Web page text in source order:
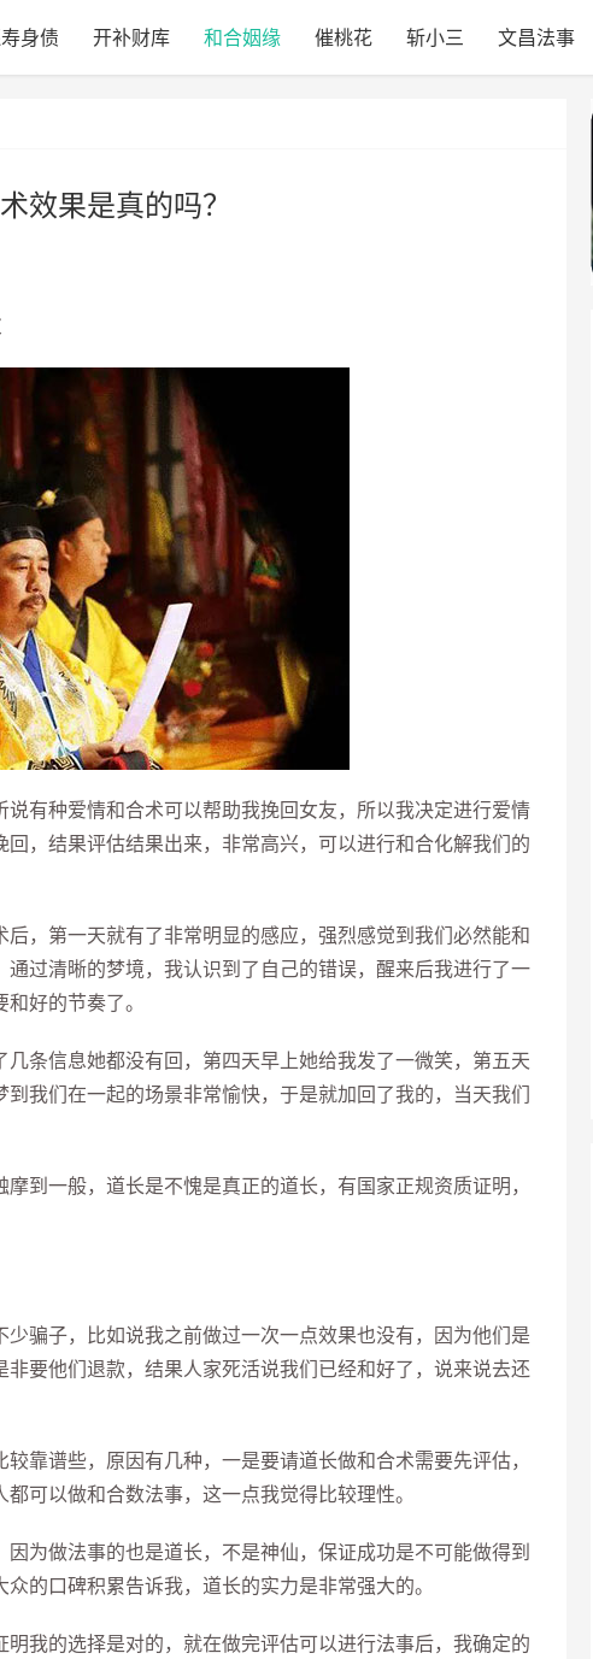
身债 开补财库 和合姻缘 催桃花 斩小三 文昌法事
效果是真的吗？
种爱情和合术可以帮助我挽回女友，所以我决定进行爱情
，结果评估结果出来，非常高兴，可以进行和合化解我们的
，第一天就有了非常明显的感应，强烈感觉到我们必然能和
过清晰的梦境，我认识到了自己的错误，醒来后我进行了一
好的节奏了。
信息她都没有回，第四天早上她给我发了一微笑，第五天
我们在一起的场景非常愉快，于是就加回了我的，当天我们
一般，道长是不愧是真正的道长，有国家正规资质证明，
子，比如说我之前做过一次一点效果也没有，因为他们是
要他们退款，结果人家死活说我们已经和好了，说来说去还
谱些，原因有几种，一是要请道长做和合术需要先评估，
可以做和合数法事，这一点我觉得比较理性。
做法事的也是道长，不是神仙，保证成功是不可能做得到
的口碑积累告诉我，道长的实力是非常强大的。
的选择是对的，就在做完评估可以进行法事后，我确定的